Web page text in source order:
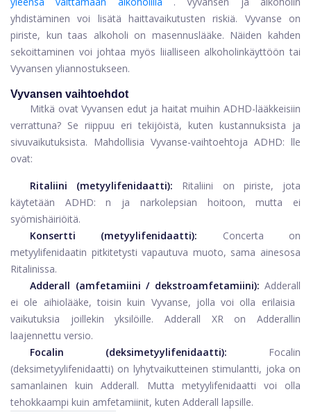
yhdistäminen voi lisätä haittavaikutusten riskiä. Vyvanse on
piriste, kun taas alkoholi on masennuslääke. Näiden kahden
sekoittaminen voi johtaa myös liialliseen alkoholinkäyttöön tai
Vyvansen yliannostukseen.
Vyvansen vaihtoehdot
Mitkä ovat Vyvansen edut ja haitat muihin ADHD-lääkkeisiin
verrattuna? Se riippuu eri tekijöistä, kuten kustannuksista ja
sivuvaikutuksista. Mahdollisia Vyvanse-vaihtoehtoja ADHD: lle
ovat:
Ritaliini (metyylifenidaatti):
Ritaliini on piriste, jota
käytetään ADHD: n ja narkolepsian hoitoon, mutta ei
syömishäiriöitä.
Konsertti
(metyylifenidaatti):
Concerta on
metyylifenidaatin pitkitetysti vapautuva muoto, sama ainesosa
Ritalinissa.
Adderall (amfetamiini / dekstroamfetamiini): Adderall
ei ole aihiolääke, toisin kuin Vyvanse, jolla voi olla erilaisia ​​
vaikutuksia joillekin yksilöille. Adderall XR on Adderallin
laajennettu versio.
Focalin
(deksimetyylifenidaatti):
Focalin
(deksimetyylifenidaatti) on lyhytvaikutteinen stimulantti, joka on
samanlainen kuin Adderall. Mutta metyylifenidaatti voi olla
tehokkaampi kuin amfetamiinit, kuten Adderall lapsille.